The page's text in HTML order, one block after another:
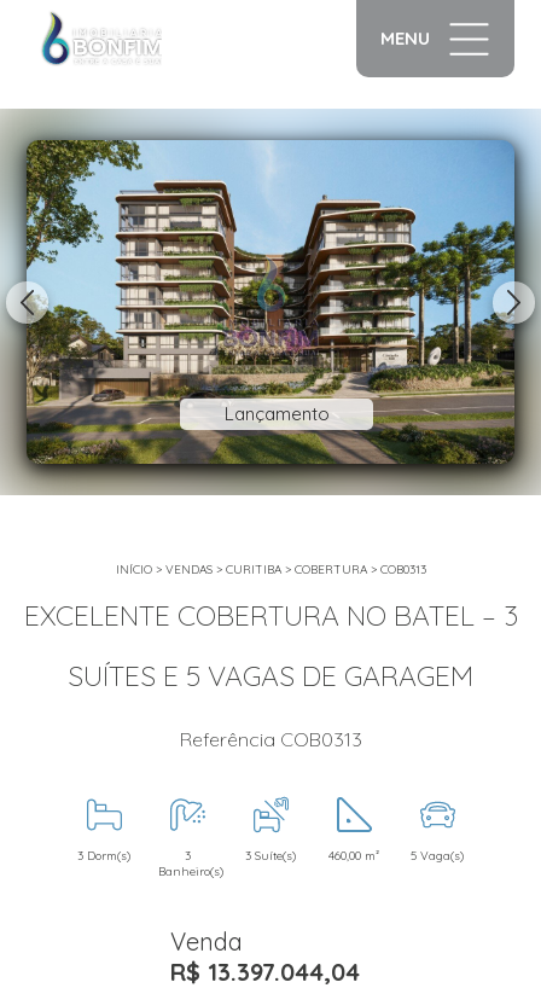
MENU
Lançamento
INÍCIO> VENDAS> CURITIBA> COBERTURA> COB0313
EXCELENTE COBERTURA NO BATEL – 3
SUÍTES E 5 VAGAS DE GARAGEM
Referência COB0313
3 Dorm(s)
3
Banheiro(s)
3 Suíte(s) 460,00 m² 5 Vaga(s)
Venda
R$ 13.397.044,04